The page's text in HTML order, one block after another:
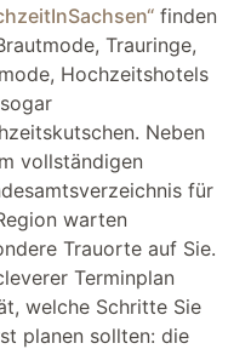
finden
Trauringe,
Hochzeitshotels
Neben
vollständigen
für
warten
Trauorte auf Sie.
Terminplan
welche Schritte Sie
planen sollten: die